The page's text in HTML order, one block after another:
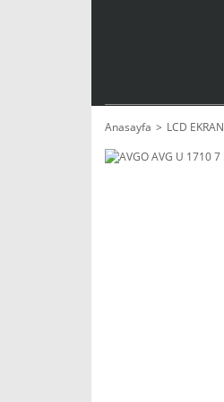
Anasayfa LCD EKRAN